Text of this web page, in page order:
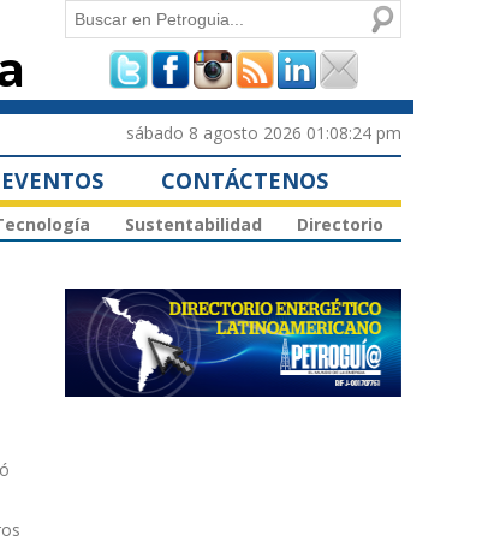
Formulario de
búsqueda
Buscar
sábado 8 agosto 2026 01:08:24 pm
EVENTOS CONTÁCTENOS
Sustentabilidad Directorio